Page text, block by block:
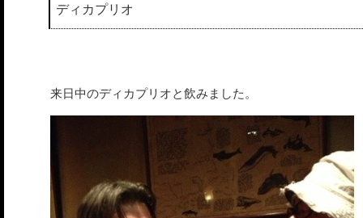
ディカプリオ
来日中のディカプリオと飲みました。